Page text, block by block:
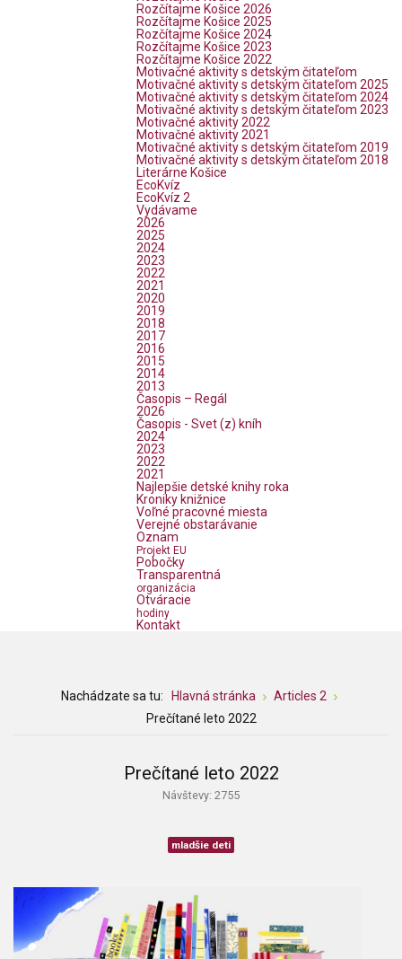
Rozčítajme Košice 2026
Rozčítajme Košice 2025
Rozčítajme Košice 2024
Rozčítajme Košice 2023
Rozčítajme Košice 2022
Motivačné aktivity s detským čitateľom
Motivačné aktivity s detským čitateľom 2025
Motivačné aktivity s detským čitateľom 2024
Motivačné aktivity s detským čitateľom 2023
Motivačné aktivity 2022
Motivačné aktivity 2021
Motivačné aktivity s detským čitateľom 2019
Motivačné aktivity s detským čitateľom 2018
Literárne Košice
EcoKvíz
EcoKvíz 2
Vydávame
2026
2025
2024
2023
2022
2021
2020
2019
2018
2017
2016
2015
2014
2013
Časopis – Regál
2026
Časopis - Svet (z) kníh
2024
2023
2022
2021
Najlepšie detské knihy roka
Kroniky knižnice
Voľné pracovné miesta
Verejné obstarávanie
Oznam
Projekt EU
Pobočky
Transparentná
organizácia
Otváracie
hodiny
Kontakt
Nachádzate sa tu: Hlavná stránka
Articles 2
Prečítané leto 2022
Prečítané leto 2022
Návštevy: 2755
mladšie deti